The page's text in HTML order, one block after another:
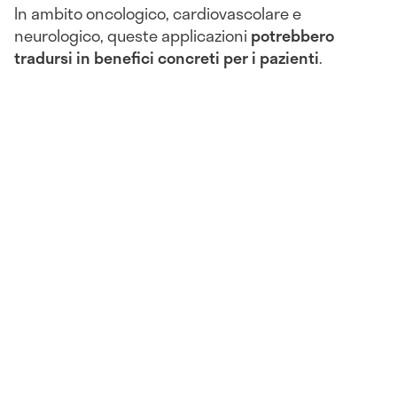
In ambito oncologico, cardiovascolare e
neurologico, queste applicazioni potrebbero
tradursi in benefici concreti per i pazienti.